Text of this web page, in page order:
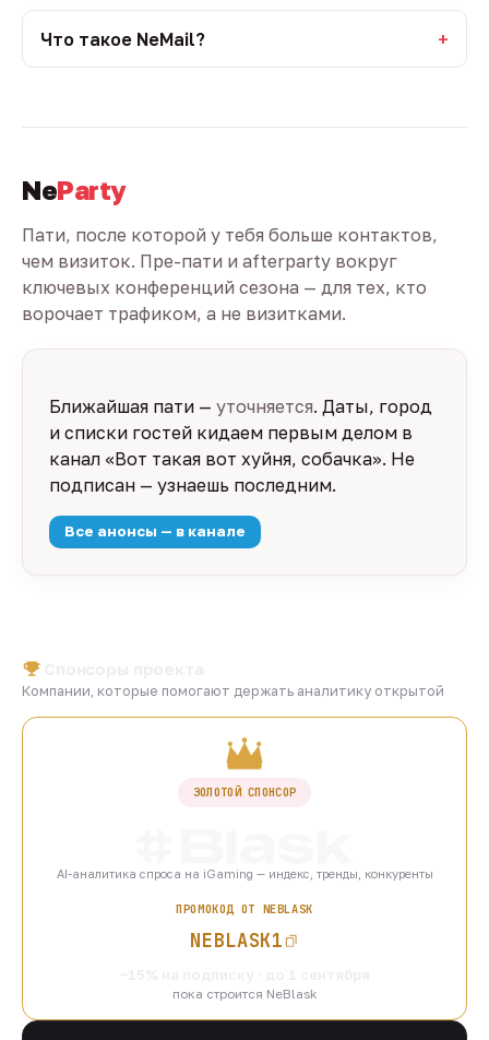
Что такое NeMail?
NeParty
Пати, после которой у тебя больше контактов,
чем визиток. Пре-пати и afterparty вокруг
ключевых конференций сезона — для тех, кто
ворочает трафиком, а не визитками.
Ближайшая пати — уточняется. Даты, город
и списки гостей кидаем первым делом в
канал «Вот такая вот хуйня, собачка». Не
подписан — узнаешь последним.
Все анонсы — в канале
Компании, которые помогают держать аналитику открытой
ЗОЛОТОЙ СПОНСОР
AI-аналитика спроса на iGaming — индекс, тренды, конкуренты
ПРОМОКОД ОТ NEBLASK
NEBLASK1
пока строится NeBlask